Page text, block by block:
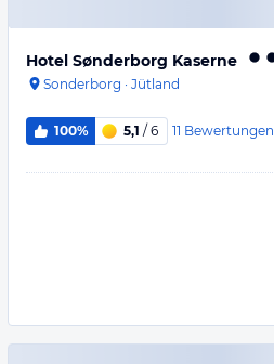
Hotel Sønderborg Kaserne
Sonderborg · Jütland
100% 5,1 / 6 11 Bewertungen